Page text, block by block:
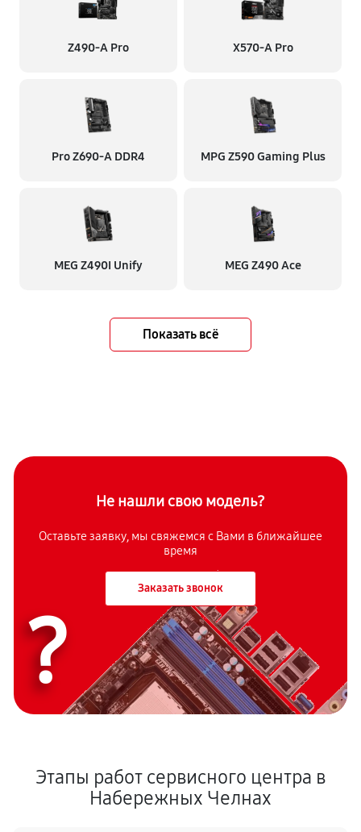
Z490-A Pro X570-A Pro
Pro Z690-A DDR4 MPG Z590 Gaming Plus
MEG Z490I Unify MEG Z490 Ace
Показать всё
Не нашли свою модель?
Оставьте заявку, мы свяжемся с Вами в ближайшее
время
Заказать звонок
?
Этапы работ сервисного центра в
Набережных Челнах